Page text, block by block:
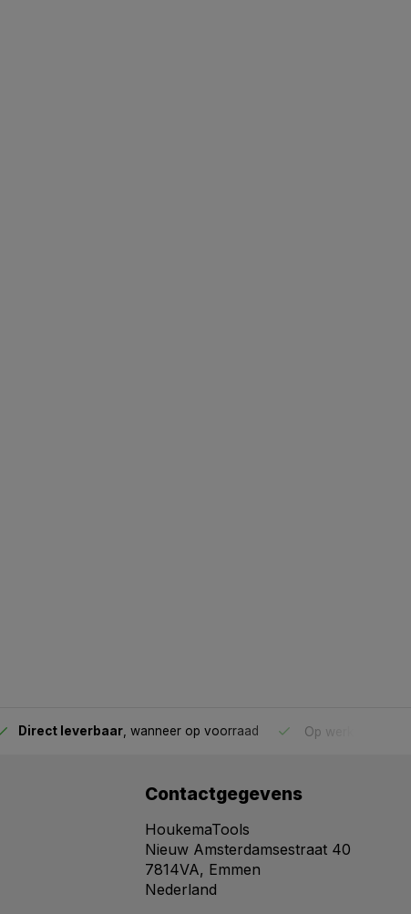
Direct leverbaar , wanneer op voorraad Op werkdagen
Contactgegevens
HoukemaTools
Nieuw Amsterdamsestraat 40
7814VA, Emmen
Nederland